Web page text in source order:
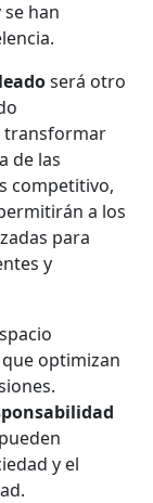
han
será otro
transformar
de las
competitivo,
a los
para
y
optimizan
y el